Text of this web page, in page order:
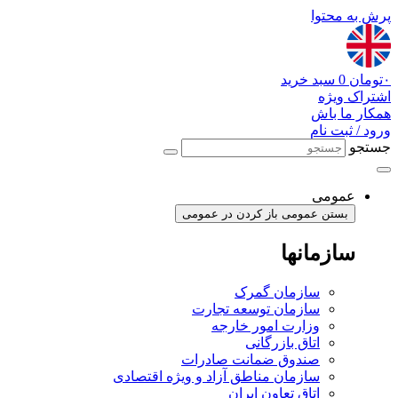
پرش به محتوا
۰تومان 0 سبد خرید
اشتراک ویژه
همکار ما باش
ورود / ثبت نام
جستجو
عمومی
بستن عمومی باز کردن در عمومی
سازمانها
سازمان گمرک
سازمان توسعه تجارت
وزارت امور خارجه
اتاق بازرگانی
صندوق ضمانت صادرات
سازمان مناطق آزاد و ویژه اقتصادی
اتاق تعاون ایران